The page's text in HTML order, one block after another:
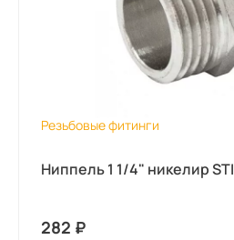
Резьбовые фитинги
Ниппель 1 1/4" никелир STI
282 ₽